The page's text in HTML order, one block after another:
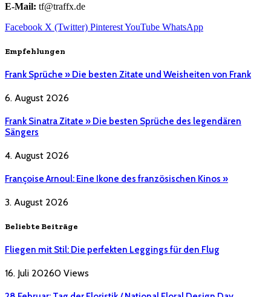
E-Mail: tf@traffx.de
Facebook X (Twitter) PinterestYouTube WhatsApp
Empfehlungen
Frank Sprüche » Die besten Zitate und Weisheiten von Frank
6. August 2026
Frank Sinatra Zitate » Die besten Sprüche des legendären
Sängers
4. August 2026
Françoise Arnoul: Eine Ikone des französischen Kinos »
3. August 2026
Beliebte Beiträge
Fliegen mit Stil: Die perfekten Leggings für den Flug
16. Juli 20260 Views